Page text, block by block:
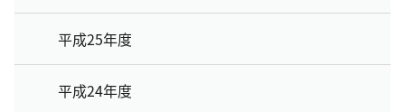
平成25年度
平成24年度